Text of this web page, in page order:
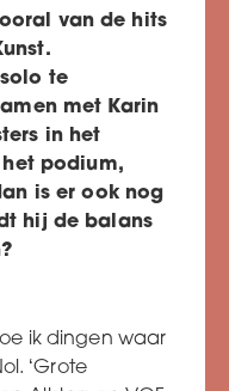
van de hits
te
met Karin
in het
podium,
is er ook nog
hij de balans
ik dingen waar
‘Grote